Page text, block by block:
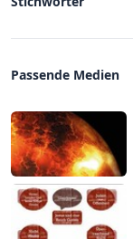
Passende Medien